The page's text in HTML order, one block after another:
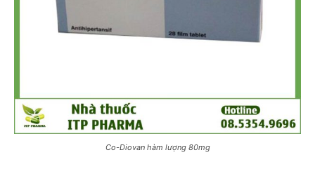
Co-Diovan hàm lượng 80mg